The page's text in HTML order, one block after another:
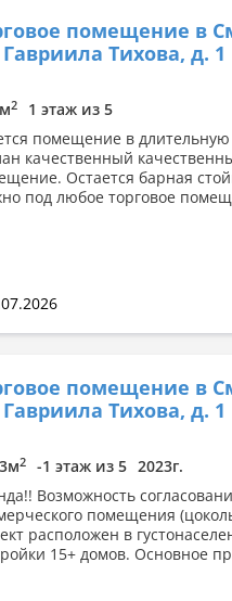
помещение в
Тихова, д. 1
2
1 этаж из 5
помещение в
качественный
Остается барная
под любое торговое
помещение в
Тихова, д. 1
2 -1 этаж из 5 2023г.
Возможность
помещения
расположен в
15+ домов. Основное